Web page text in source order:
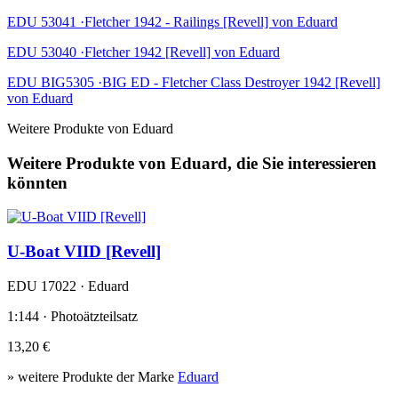
EDU 53041 ·Fletcher 1942 - Railings [Revell] von Eduard
EDU 53040 ·Fletcher 1942 [Revell] von Eduard
EDU BIG5305 ·BIG ED - Fletcher Class Destroyer 1942 [Revell]
von Eduard
Weitere Produkte von Eduard
Weitere Produkte von Eduard, die Sie interessieren
könnten
U-Boat VIID [Revell]
EDU 17022 · Eduard
1:144 · Photoätzteilsatz
13,20 €
» weitere Produkte der Marke Eduard